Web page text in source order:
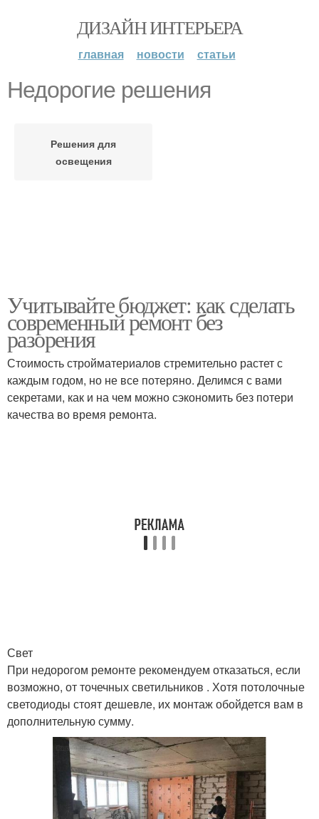
ДИЗАЙН ИНТЕРЬЕРА
главная новости статьи
Недорогие решения
Решения для
освещения
Учитывайте бюджет: как сделать
современный ремонт без
разорения
Стоимость стройматериалов стремительно растет с
каждым годом, но не все потеряно. Делимся с вами
секретами, как и на чем можно сэкономить без потери
качества во время ремонта.
Свет
При недорогом ремонте рекомендуем отказаться, если
возможно, от точечных светильников . Хотя потолочные
светодиоды стоят дешевле, их монтаж обойдется вам в
дополнительную сумму.